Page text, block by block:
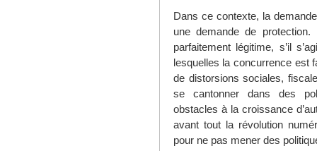
Dans ce contexte, la
une demande de
parfaitement légitime, s’il
lesquelles la concurrence est
de distorsions sociales,
se cantonner dans des
obstacles à la croissance
avant tout la révolution
pour ne pas mener des